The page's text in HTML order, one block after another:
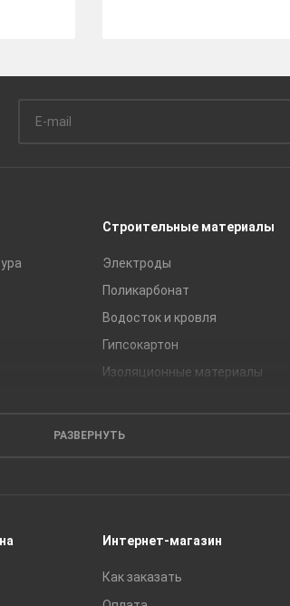
Строительные материалы
Электроды
Поликарбонат
Водосток и кровля
Гипсокартон
Изоляционные материалы
Сухие смеси
РАЗВЕРНУТЬ
Интернет-магазин
Как заказать